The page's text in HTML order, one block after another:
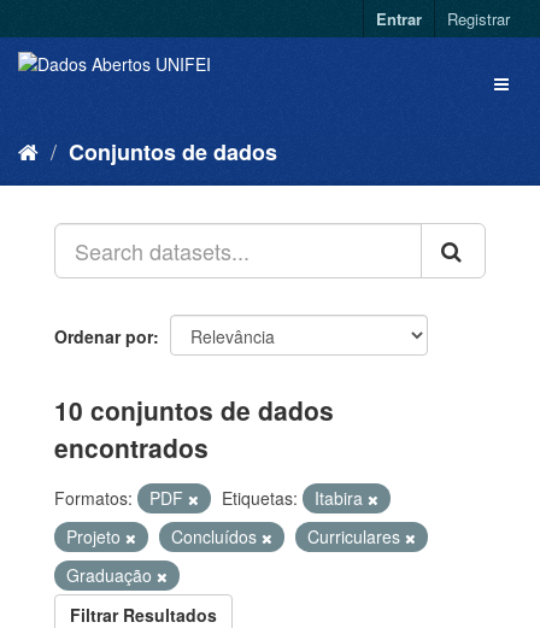
Entrar Registrar
Conjuntos de dados
Ordenar por
10 conjuntos de dados
encontrados
Formatos: PDF Etiquetas:
Itabira
Projeto
Concluídos
Curriculares
Graduação
Filtrar Resultados